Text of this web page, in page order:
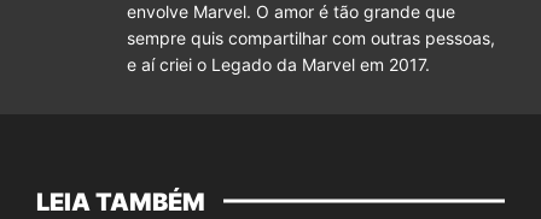
envolve Marvel. O amor é tão grande que
sempre quis compartilhar com outras pessoas,
e aí criei o Legado da Marvel em 2017.
LEIA TAMBÉM